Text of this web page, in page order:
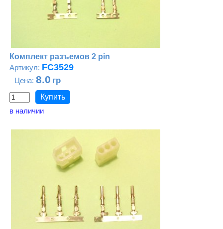
Комплект разъемов 2 pin
FC3529
8.0
в наличии